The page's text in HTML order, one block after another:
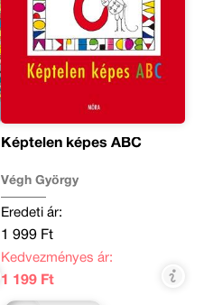
Képtelen képes ABC
Végh György
Eredeti ár:
1 999 Ft
Kedvezményes ár:
1 199 Ft